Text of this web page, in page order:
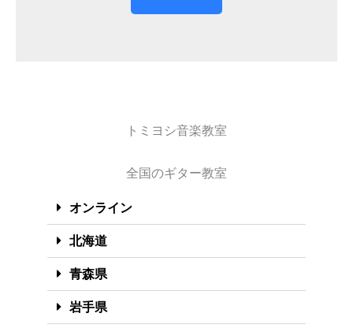
トミヨシ音楽教室
全国のギター教室
オンライン
北海道
青森県
岩手県